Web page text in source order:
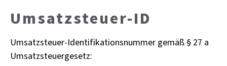
Um­satz­steu­er-ID
Um­satz­steu­er-Iden­ti­fi­ka­ti­ons­num­mer gemäß § 27 a
Um­satz­steu­er­ge­setz: